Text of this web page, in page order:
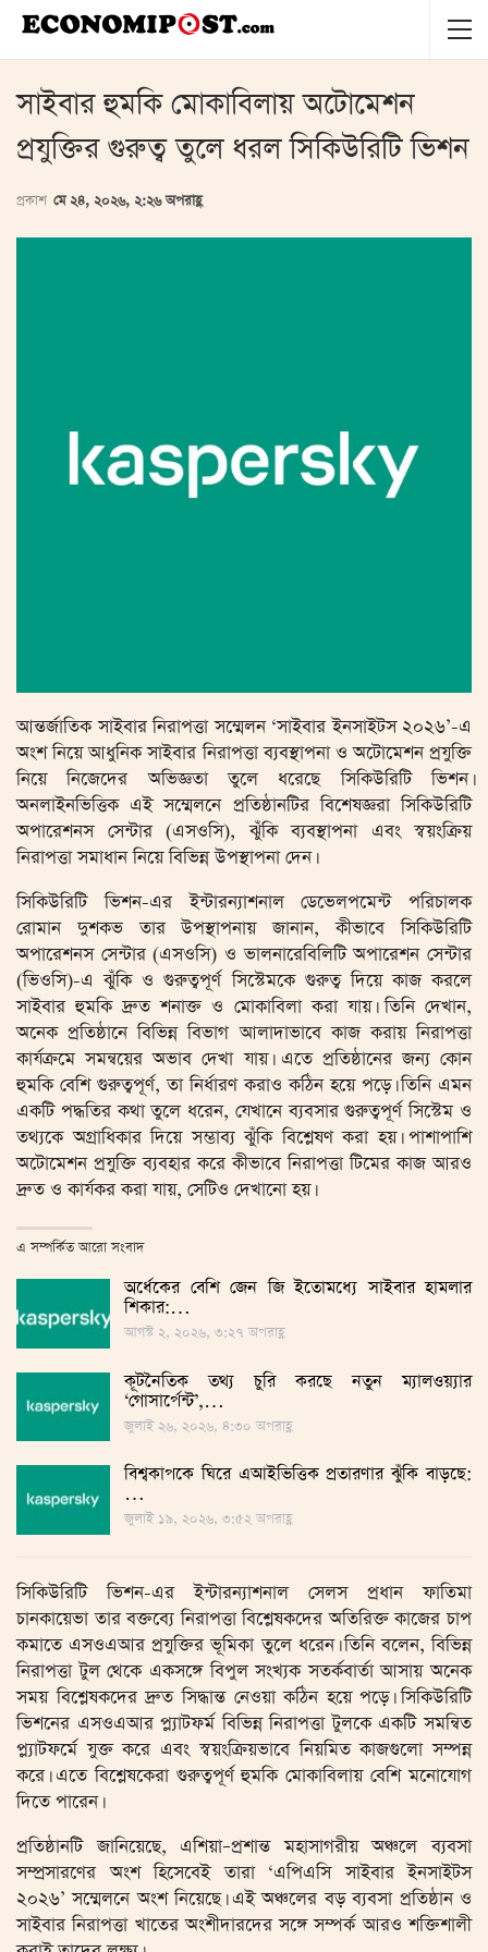
সাইবার হুমকি মোকাবিলায় অটোমেশন
প্রযুক্তির গুরুত্ব তুলে ধরল সিকিউরিটি ভিশন
প্রকাশ মে ২৪, ২০২৬, ২:২৬ অপরাহ্ণ
আন্তর্জাতিক সাইবার নিরাপত্তা সম্মেলন ‘সাইবার ইনসাইটস ২০২৬’-এ
অংশ নিয়ে আধুনিক সাইবার নিরাপত্তা ব্যবস্থাপনা ও অটোমেশন প্রযুক্তি
নিয়ে নিজেদের অভিজ্ঞতা তুলে ধরেছে সিকিউরিটি ভিশন।
অনলাইনভিত্তিক এই সম্মেলনে প্রতিষ্ঠানটির বিশেষজ্ঞরা সিকিউরিটি
অপারেশনস সেন্টার (এসওসি), ঝুঁকি ব্যবস্থাপনা এবং স্বয়ংক্রিয়
নিরাপত্তা সমাধান নিয়ে বিভিন্ন উপস্থাপনা দেন।
সিকিউরিটি ভিশন-এর ইন্টারন্যাশনাল ডেভেলপমেন্ট পরিচালক
রোমান দুশকভ তার উপস্থাপনায় জানান, কীভাবে সিকিউরিটি
অপারেশনস সেন্টার (এসওসি) ও ভালনারেবিলিটি অপারেশন সেন্টার
(ভিওসি)-এ ঝুঁকি ও গুরুত্বপূর্ণ সিস্টেমকে গুরুত্ব দিয়ে কাজ করলে
সাইবার হুমকি দ্রুত শনাক্ত ও মোকাবিলা করা যায়। তিনি দেখান,
অনেক প্রতিষ্ঠানে বিভিন্ন বিভাগ আলাদাভাবে কাজ করায় নিরাপত্তা
কার্যক্রমে সমন্বয়ের অভাব দেখা যায়। এতে প্রতিষ্ঠানের জন্য কোন
হুমকি বেশি গুরুত্বপূর্ণ, তা নির্ধারণ করাও কঠিন হয়ে পড়ে। তিনি এমন
একটি পদ্ধতির কথা তুলে ধরেন, যেখানে ব্যবসার গুরুত্বপূর্ণ সিস্টেম ও
তথ্যকে অগ্রাধিকার দিয়ে সম্ভাব্য ঝুঁকি বিশ্লেষণ করা হয়। পাশাপাশি
অটোমেশন প্রযুক্তি ব্যবহার করে কীভাবে নিরাপত্তা টিমের কাজ আরও
দ্রুত ও কার্যকর করা যায়, সেটিও দেখানো হয়।
এ সম্পর্কিত আরো সংবাদ
অর্ধেকের বেশি জেন জি ইতোমধ্যে সাইবার হামলার
শিকার:…
আগস্ট ২, ২০২৬, ৩:২৭ অপরাহ্ণ
কূটনৈতিক তথ্য চুরি করছে নতুন ম্যালওয়্যার
‘গোসার্পেন্ট’,…
জুলাই ২৬, ২০২৬, ৪:৩০ অপরাহ্ণ
বিশ্বকাপকে ঘিরে এআইভিত্তিক প্রতারণার ঝুঁকি বাড়ছে:
…
জুলাই ১৯, ২০২৬, ৩:৫২ অপরাহ্ণ
সিকিউরিটি ভিশন-এর ইন্টারন্যাশনাল সেলস প্রধান ফাতিমা
চানকায়েভা তার বক্তব্যে নিরাপত্তা বিশ্লেষকদের অতিরিক্ত কাজের চাপ
কমাতে এসওএআর প্রযুক্তির ভূমিকা তুলে ধরেন। তিনি বলেন, বিভিন্ন
নিরাপত্তা টুল থেকে একসঙ্গে বিপুল সংখ্যক সতর্কবার্তা আসায় অনেক
সময় বিশ্লেষকদের দ্রুত সিদ্ধান্ত নেওয়া কঠিন হয়ে পড়ে। সিকিউরিটি
ভিশনের এসওএআর প্ল্যাটফর্ম বিভিন্ন নিরাপত্তা টুলকে একটি সমন্বিত
প্ল্যাটফর্মে যুক্ত করে এবং স্বয়ংক্রিয়ভাবে নিয়মিত কাজগুলো সম্পন্ন
করে। এতে বিশ্লেষকেরা গুরুত্বপূর্ণ হুমকি মোকাবিলায় বেশি মনোযোগ
দিতে পারেন।
প্রতিষ্ঠানটি জানিয়েছে, এশিয়া–প্রশান্ত মহাসাগরীয় অঞ্চলে ব্যবসা
সম্প্রসারণের অংশ হিসেবেই তারা ‘এপিএসি সাইবার ইনসাইটস
২০২৬’ সম্মেলনে অংশ নিয়েছে। এই অঞ্চলের বড় ব্যবসা প্রতিষ্ঠান ও
সাইবার নিরাপত্তা খাতের অংশীদারদের সঙ্গে সম্পর্ক আরও শক্তিশালী